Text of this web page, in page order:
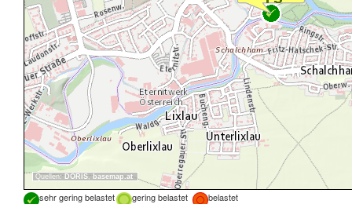
Quellen: DORIS, basemap.at
sehr gering belastet gering belastet
belastet